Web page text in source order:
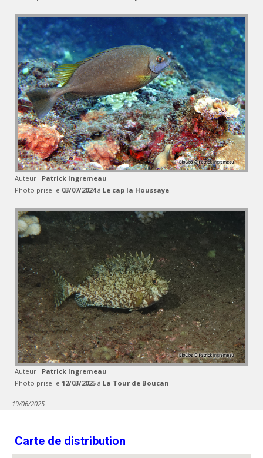
Auteur : Patrick Ingremeau
Photo prise le 03/07/2024à Le cap la Houssaye
Auteur : Patrick Ingremeau
Photo prise le 12/03/2025 à La Tour de Boucan
19/06/2025
Carte de distribution